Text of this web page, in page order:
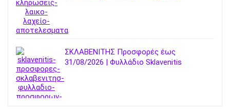
ΣΚΛΑΒΕΝΙΤΗΣ Προσφορές έως
31/08/2026 | Φυλλάδιο Sklavenitis